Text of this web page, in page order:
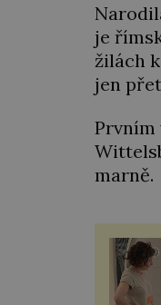
je
žilách
jen
Prvním
marně.